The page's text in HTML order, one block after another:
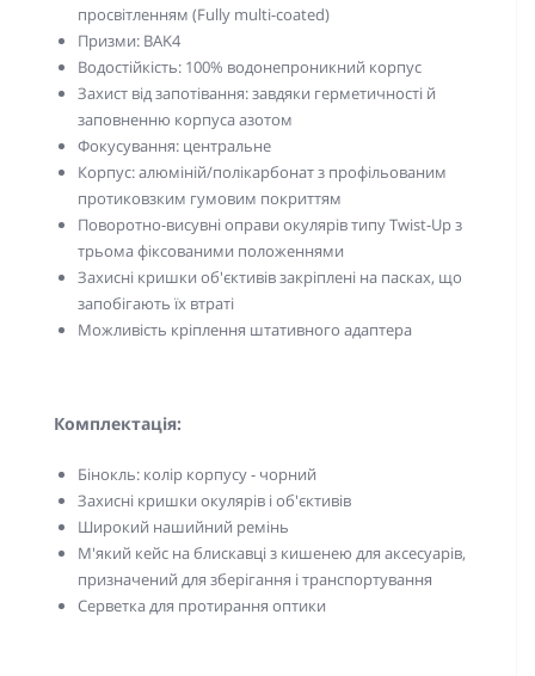
просвітленням (Fully multi-coated)
Призми: BAK4
Водостійкість: 100% водонепроникний корпус
Захист від запотівання: завдяки герметичності й
заповненню корпуса азотом
Фокусування: центральне
Корпус: алюміній/полікарбонат з профільованим
протиковзким гумовим покриттям
Поворотно-висувні оправи окулярів типу Twist-Up з
трьома фіксованими положеннями
Захисні кришки об'єктивів закріплені на пасках, що
запобігають їх втраті
Можливість кріплення штативного адаптера
Комплектація:
Бінокль: колір корпусу - чорний
Захисні кришки окулярів і об'єктивів
Широкий нашийний ремінь
М'який кейс на блискавці з кишенею для аксесуарів,
призначений для зберігання і транспортування
Серветка для протирання оптики